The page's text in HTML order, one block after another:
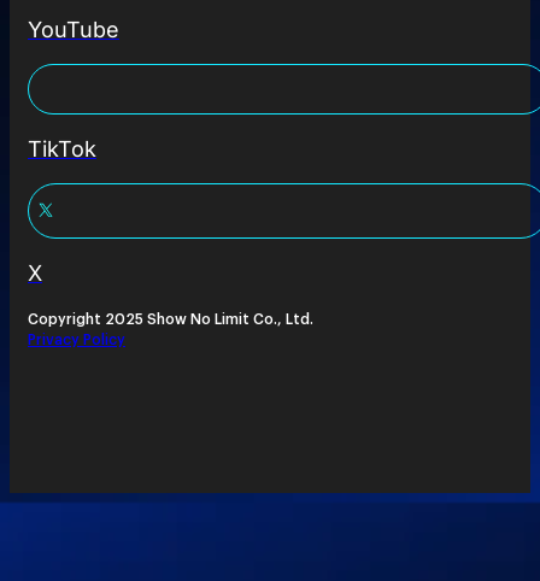
YouTube
TikTok
X
Copyright 2025 Show No Limit Co., Ltd.
Privacy Policy